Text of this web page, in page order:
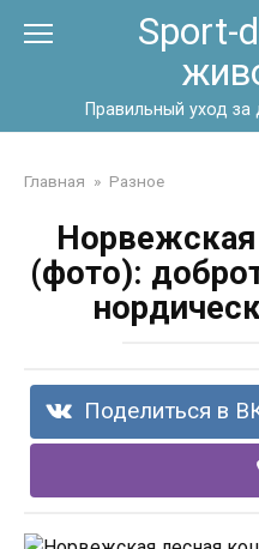
Sport-
Правильный уход
Главная » Разное
(фото):
Поделиться в